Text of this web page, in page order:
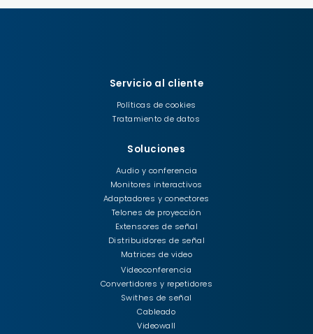
Servicio al cliente
Políticas de cookies
Tratamiento de datos
Soluciones
Audio y conferencia
Monitores interactivos
Adaptadores y conectores
Telones de proyección
Extensores de señal
Distribuidores de señal
Matrices de video
Videoconferencia
Convertidores y repetidores
Swithes de señal
Cableado
Videowall